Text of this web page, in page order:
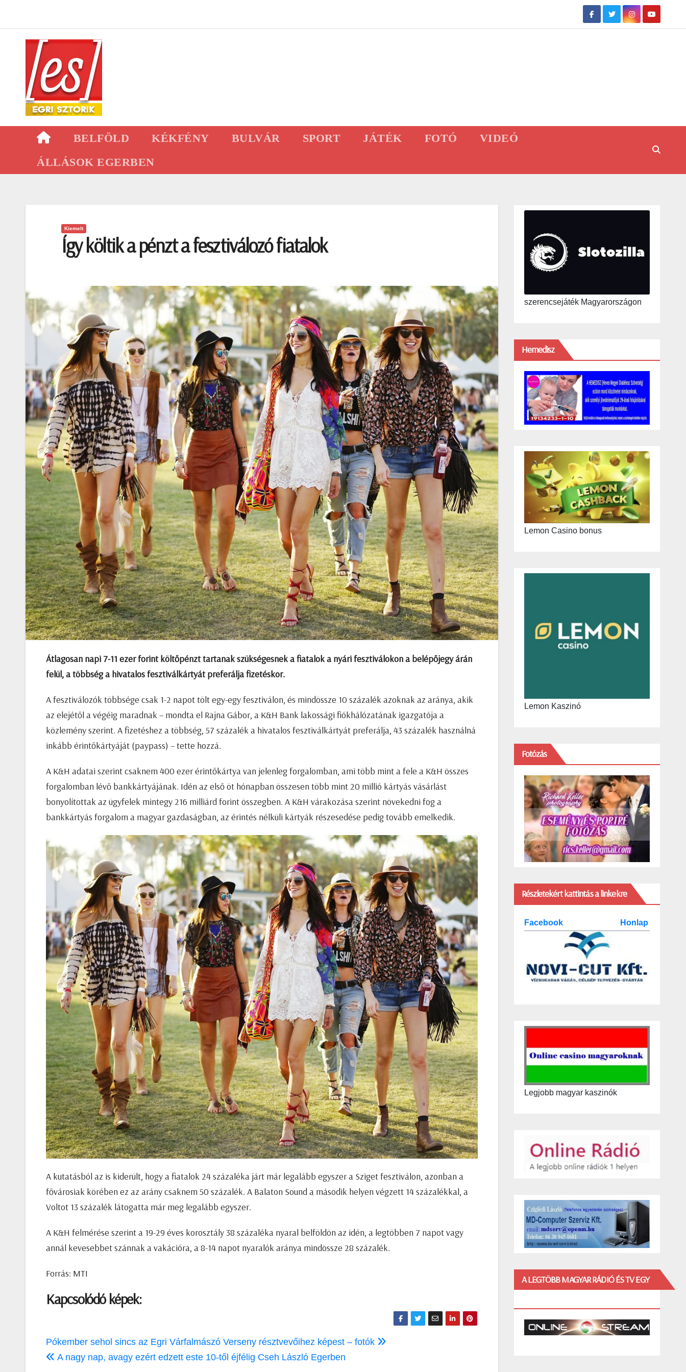
content
BELFÖLD KÉKFÉNY BULVÁR SPORT JÁTÉK FOTÓ
VIDEÓ
ÁLLÁSOK EGERBEN
Kiemelt
Így költik a pénzt a fesztiválozó fiatalok
Átlagosan napi 7-11 ezer forint költőpénzt tartanak szükségesnek a fiatalok a nyári fesztiválokon a belépőjegy árán
felül, a többség a hivatalos fesztiválkártyát preferálja fizetéskor.
A fesztiválozók többsége csak 1-2 napot tölt egy-egy fesztiválon, és mindössze 10 százalék azoknak az aránya, akik
az elejétől a végéig maradnak – mondta el Rajna Gábor, a K&H Bank lakossági fiókhálózatának igazgatója a
közlemény szerint. A fizetéshez a többség, 57 százalék a hivatalos fesztiválkártyát preferálja, 43 százalék használná
inkább érintőkártyáját (paypass) – tette hozzá.
A K&H adatai szerint csaknem 400 ezer érintőkártya van jelenleg forgalomban, ami több mint a fele a K&H összes
forgalomban lévő bankkártyájának. Idén az első öt hónapban összesen több mint 20 millió kártyás vásárlást
bonyolítottak az ügyfelek mintegy 216 milliárd forint összegben. A K&H várakozása szerint növekedni fog a
bankkártyás forgalom a magyar gazdaságban, az érintés nélküli kártyák részesedése pedig tovább emelkedik.
A kutatásból az is kiderült, hogy a fiatalok 24 százaléka járt már legalább egyszer a Sziget fesztiválon, azonban a
fővárosiak körében ez az arány csaknem 50 százalék. A Balaton Sound a második helyen végzett 14 százalékkal, a
Voltot 13 százalék látogatta már meg legalább egyszer.
A K&H felmérése szerint a 19-29 éves korosztály 38 százaléka nyaral belföldön az idén, a legtöbben 7 napot vagy
annál kevesebbet szánnak a vakációra, a 8-14 napot nyaralók aránya mindössze 28 százalék.
Forrás: MTI
Kapcsolódó képek:
Bejegyzés
navigáció
Pókember sehol sincs az Egri Várfalmászó Verseny résztvevőihez képest – fotók
A nagy nap, avagy ezért edzett este 10-től éjfélig Cseh László Egerben
szerencsejáték Magyarországon
Hemedisz
Lemon Casino bonus
Lemon Kaszinó
Fotózás
Részletekért kattintás a linkekre
Facebook Honlap
Legjobb magyar kaszinók
A LEGTÖBB MAGYAR RÁDIÓ ÉS TV EGY